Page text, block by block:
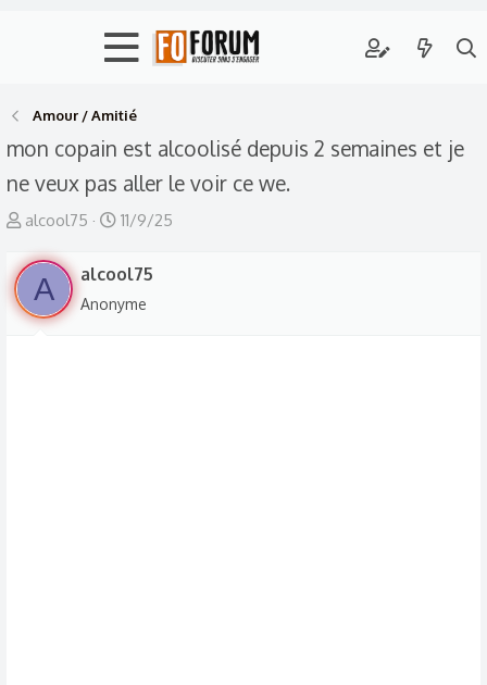
Amour / Amitié
mon copain est alcoolisé depuis 2 semaines et je
ne veux pas aller le voir ce we.
A
t
u
alcool75
D
t
e
11/9/25
A alcool75
Anonyme